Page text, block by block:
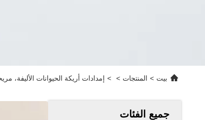
بيت > المنتجات >
> إمدادات أريكة الحيوانات الأليفة،
جميع الفئات